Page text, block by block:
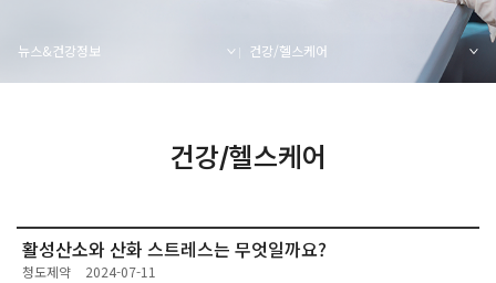
뉴스&건강정보 건강/헬스케어
건강/헬스케어
활성산소와 산화 스트레스는 무엇일까요?
청도제약 2024-07-11